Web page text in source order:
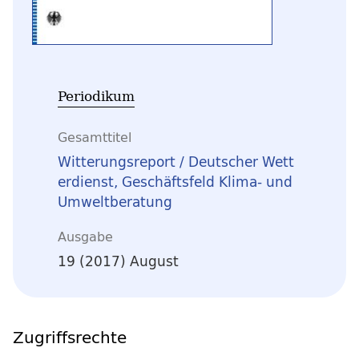
Periodikum
Gesamttitel
Witterungsreport / Deutscher Wett
erdienst, Geschäftsfeld Klima- und
Umweltberatung
Ausgabe
19 (2017) August
Zugriffsrechte